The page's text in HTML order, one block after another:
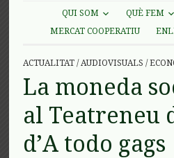
QUI SOM QUÈ FEM
MERCAT COOPERATIU
ACTUALITAT /AUDIOVISUALS /
La moneda
al Teatreneu
d’A todo gags